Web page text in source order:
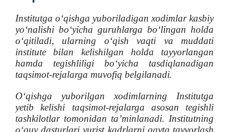
Institutga o‘qishga yuboriladigan xodimlar kasbiy
yo‘nalishi bo‘yicha guruhlarga bo‘lingan holda
o‘qitiladi, ularning o‘qish vaqti va muddati
institute bilan kelishilgan holda tayyorlangan
hamda tegishliligi bo‘yicha tasdiqlanadigan
taqsimot-rejalarga muvofiq belgilanadi.
O‘qishga yuborilgan xodimlarning Institutga
yetib kelishi taqsimot-rejalarga asosan tegishli
tashkilotlar tomonidan taʼminlanadi. Institutning
o‘quv dasturlari yurist kadrlarni qayta tayyorlash